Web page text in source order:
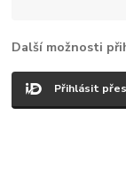
Další možnosti
Přihlásit